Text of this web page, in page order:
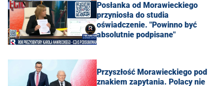
Posłanka od Morawieckiego
przyniosła do studia
oświadczenie. "Powinno być
absolutnie podpisane"
Przyszłość Morawieckiego pod
znakiem zapytania. Polacy nie